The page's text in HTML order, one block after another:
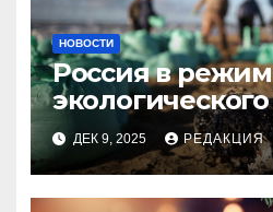
НОВОСТИ
Россия в
ДЕК 9, 2025 РЕДАКЦИЯ